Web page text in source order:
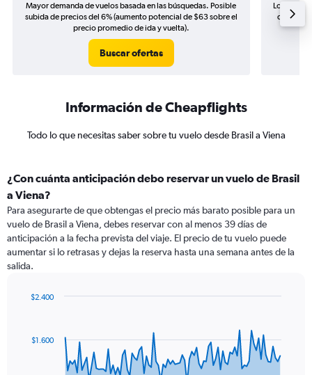
Mayor demanda de vuelos basada en las búsquedas. Posible
subida de precios del 6% (aumento potencial de $63 sobre el
precio promedio de ida y vuelta).
Buscar ofertas
Los
de
Información de Cheapflights
Todo lo que necesitas saber sobre tu vuelo desde Brasil a Viena
¿Con cuánta anticipación debo reservar un vuelo de Brasil
a Viena?
Para asegurarte de que obtengas el precio más barato posible para un
vuelo de Brasil a Viena, debes reservar con al menos 39 días de
anticipación a la fecha prevista del viaje. El precio de tu vuelo puede
aumentar si lo retrasas y dejas la reserva hasta una semana antes de la
salida.
data
$1.600
$2.400